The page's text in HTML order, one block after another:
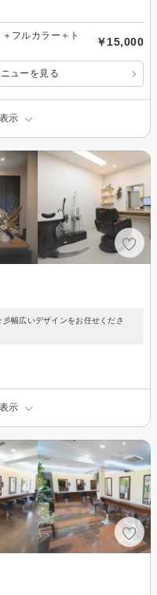
フルカラー＋ト
￥15,000
ューを見る
示
幅広いデザインをお任せくださ
示